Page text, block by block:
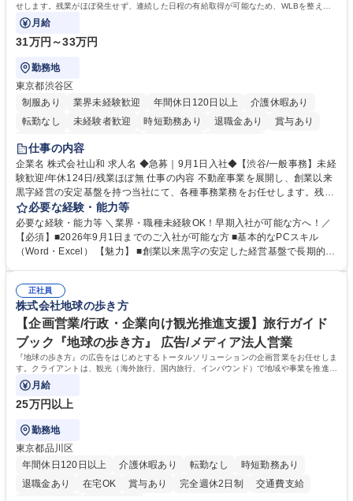
せします。残業がほぼ発生せず、連続した日程の有給取得が可能なため、WLBを整えた
い方にお勧めの環境です！
月給
31万円～33万円
勤務地
東京都渋谷区
制服あり
業界未経験歓迎 年間休日120日以上
介護休暇あり
転勤なし
未経験者歓迎 時短勤務あり 退職金あり
賞与あり
育休あり
完全週休2日制
仕事の内容
企業名 株式会社山和 求人名 ◆急募｜9月1日入社◆【渋谷/一般事務】未経
験歓迎/年休124日/残業ほぼ無 仕事の内容 不動産事業を展開し、創業以来
黒字経営の安定基盤を持つ当社にて、各種事務業務をお任せします。残業
がほぼ発生せず、連続した日程の有給取得が可能なため、WLBを整えたい
方にお勧めの環境です！ 入社後はOJTを通じて丁寧に研修を行いますの
で、事務未経験の方でも安心して臨むことができます。 【業務詳細】■電
話・来客対応 ■物件の鍵や社内の備品管理 ■データ入力や書類作成 ■契約
必要な経験・能力等
必要な経験・能力等 ＼業界・職種未経験OK！早期入社が可能な方へ！／
【必須】■2026年9月1日までのご入社が可能な方 ■基本的なPCスキル
（Word・Excel） 【魅力】 ■創業以来黒字の安定した経営基盤で長期的に
のOJTで業務を習得可能、未経験でもしっかりサポート 学歴・資格 学
歴：大学院 大学 高専 短大 語学力： 資格：
正社員
株式会社地球の歩き方
【企画営業/行政・企業向け観光推進支援】旅行ガイド
ブック『地球の歩き方』 広告/メディア法人営業
『地球の歩き方』の広告をはじめとするトータルソリューションの企画営業をお任せしま
す。クライアントは、観光（海外旅行、国内旅行、インバウンド）で地域や事業を推進し
たい国内外の行政や企業です。
月給
25万円以上
勤務地
東京都品川区
年間休日120日以上
介護休暇あり 転勤なし
時短勤務あり
退職金あり
在宅OK 賞与あり 完全週休2日制
交通費支給